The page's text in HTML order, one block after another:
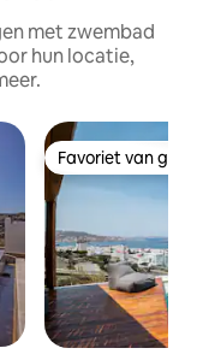
met zwembad
hun locatie,
Favoriet van
Favoriet van